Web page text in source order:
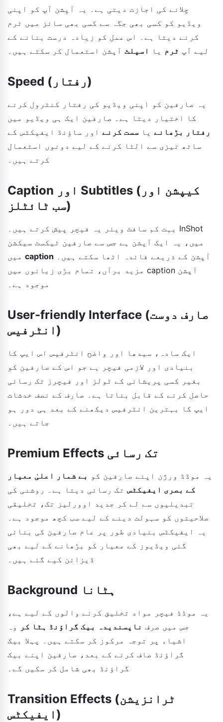
چلانے کی اجازت دیتی ہے۔ یہ آپشن آپ کو اپنی
ویڈیو کو کسی بھی جگہ سے کسی بھی سائز میں ٹرم
کرنے دیتا ہے۔ اس عمل کو زیادہ درست بنانے کے
لیے آپ ٹرم یا اسپلٹ آپشن استعمال کر سکتے ہیں۔
Speed (رفتار)
یہ صارفین کو اپنی ویڈیو کی رفتار کنٹرول کرنے
کا اختیار دیتا ہے۔ صارفین ایک ہی ویڈیو میں
رفتار بڑھانے یا سست کرنے اور ساؤنڈ ایفیکٹس کے
ساتھ تیزی سے الٹا کرنے کے لیے دونوں استعمال
کرتے ہیں۔
Caption اور Subtitles (کیپشن اور
سب ٹائٹلز)
بہت کم سافٹ ویئر یہ فیچر پیش کرتے ہیں۔ InShot
میں، یہ ایک آپشن ہے جس سے صارفین ٹیکسٹ سیکشن
caption
مزید برآں، تمام بڑی زبانوں میں caption آپشن
موجود ہے۔
User-friendly Interface (صارف دوست
انٹرفیس)
ایک سادہ، سیدھا اور واضح انٹرفیس اس ایپ کا
بنیادی اور لازمی فیچر ہے جو اس کے صارفین کو
بغیر کسی پریشانی کے ٹولز اور فیچرز تک رسائی
حاصل کرنے کے قابل بناتا ہے۔ صارف کے نصف خدشات
ایپ کا بہترین انٹرفیس دیکھنے کے بعد ہی دور ہو
جاتے ہیں۔
Premium Effects تک رسائی
یہ موڈڈ ورژن اپنے صارفین کو بے شمار اعلیٰ معیار
کے بصری ایفیکٹس تک رسائی دیتا ہے۔ روشنی کی
تبدیلیوں سے لے کر جدید اوورلیز تک، تخلیقی
صلاحیتوں کو سہولت دینے کے لیے سب کچھ موجود ہے۔
یہ ایفیکٹس بنیادی طور پر عام صارفین کی بنائی
گئی ویڈیوز کے معیار کو بڑھانے کے لیے بھی
ڈیزائن کیے گئے ہیں۔
Background ہٹانا
یہ موڈڈ فیچر مواد تخلیق کرنے والوں کے لیے ہے،
جس میں صرف ناپسندیدہ بیک گراؤنڈ ہٹا کر
وہ
اشیاء پر توجہ مرکوز کر سکتے ہیں۔ پہلا بیک
گراؤنڈ صاف کرنے کے بعد، صارفین اپنے بیک
گراؤنڈ بھی شامل کر سکیں گے۔
Transition Effects (ٹرانزیشن
ایفیکٹس)